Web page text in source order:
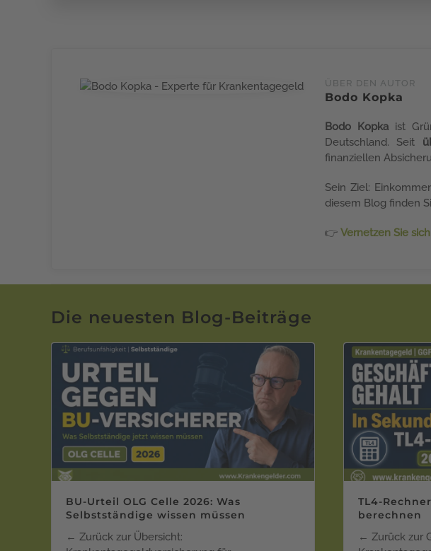
ÜBER DEN AUTOR
Bodo Kopka
Bodo Kopka ist
Deutschland. Seit
finanziellen
Sein Ziel:
diesem Blog finden
👉 Vernetzen Sie
Die neuesten Blog-Beiträge
BU-Urteil OLG Celle 2026: Was
Selbstständige wissen müssen
← Zurück zur Übersicht:
TL4-
berechnen
← Zurück zur